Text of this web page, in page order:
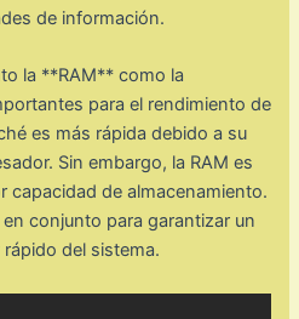
de información.
la **RAM** como la
para el rendimiento de
es más rápida debido a su
Sin embargo, la RAM es
capacidad de almacenamiento.
conjunto para garantizar un
del sistema.